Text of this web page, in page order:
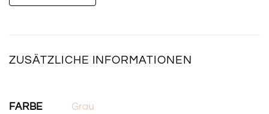
ZUSÄTZLICHE INFORMATIONEN
FARBE Grau